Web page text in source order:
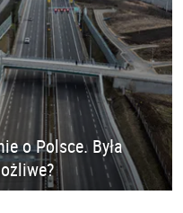
o Polsce. Była